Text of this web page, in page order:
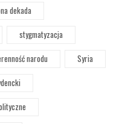
dekada
stygmatyzacja
narodu
Syria